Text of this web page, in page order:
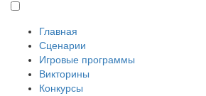
Главная
Сценарии
Игровые программы
Викторины
Конкурсы